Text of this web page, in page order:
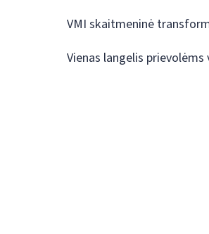
VMI skaitmeninė
Vienas langelis